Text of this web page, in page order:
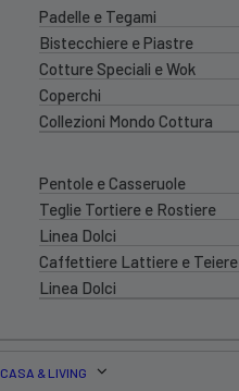
Padelle e Tegami
Bistecchiere e Piastre
Cotture Speciali e Wok
Coperchi
Collezioni Mondo Cottura
Pentole e Casseruole
Teglie Tortiere e Rostiere
Linea Dolci
Caffettiere Lattiere e Teiere
Linea Dolci
CASA & LIVING